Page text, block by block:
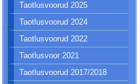
Taotlusvoorud 2025
Taotlusvoorud 2024
Taotlusvoorud 2022
Taotlusvoor 2021
Taotlusvoorud 2017/2018